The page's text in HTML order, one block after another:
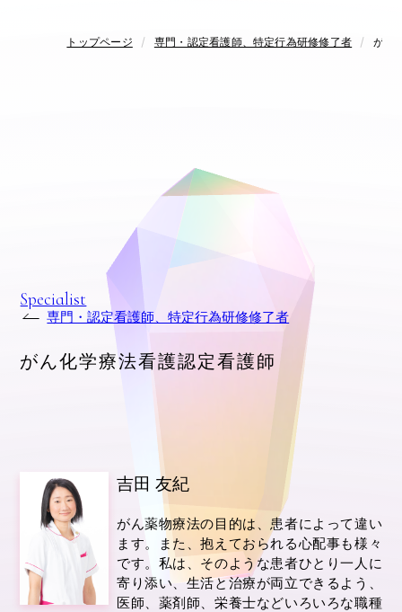
トップページ 専門・認定看護師、特定行為研修修了者 がん
Specialist
専門・認定看護師、特定行為研修修了者
がん化学療法看護認定看護師
吉田 友紀
がん薬物療法の目的は、患者によって違い
ます。また、抱えておられる心配事も様々
です。私は、そのような患者ひとり一人に
寄り添い、生活と治療が両立できるよう、
医師、薬剤師、栄養士などいろいろな職種